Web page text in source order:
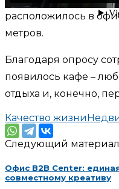
расположилось в
метров.
Благодаря опросу
появилось кафе –
отдыха и, конечно,
Качество жизни
Следующий материал
Офис B2B Center:
совместному креативу